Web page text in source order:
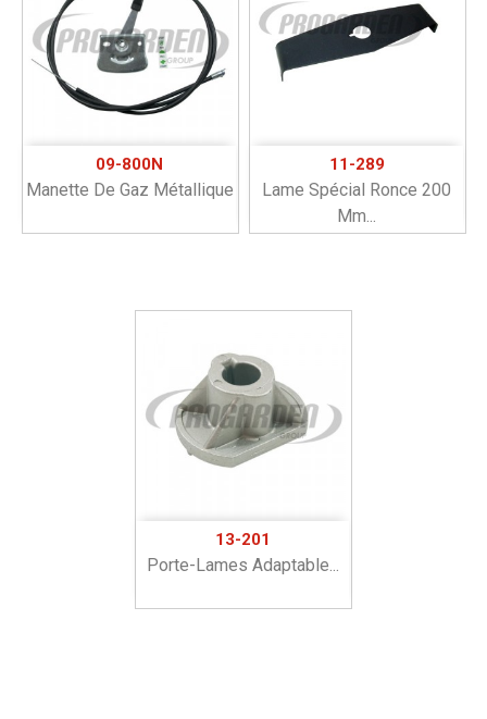
09-800N
Manette De Gaz Métallique
11-289
Lame Spécial Ronce 200
Mm...
13-201
Porte-Lames Adaptable...